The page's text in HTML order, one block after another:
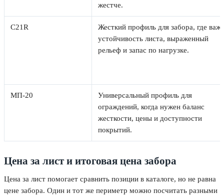
жестче.
С21R
Жесткий профиль для забора, где
устойчивость листа, выраженный
рельеф и запас по нагрузке.
МП-20
Универсальный профиль для
ограждений, когда нужен баланс
жесткости, цены и доступности
покрытий.
Цена за лист и итоговая цена забора
Цена за лист помогает сравнить позиции в каталоге, но не равна
цене забора. Один и тот же периметр можно посчитать разными